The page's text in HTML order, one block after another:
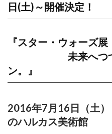
日(土)～開催決定！
『スター・ウォーズ展
未来へつづく
ン。』
2016年7月16日（土
のハルカス美術館